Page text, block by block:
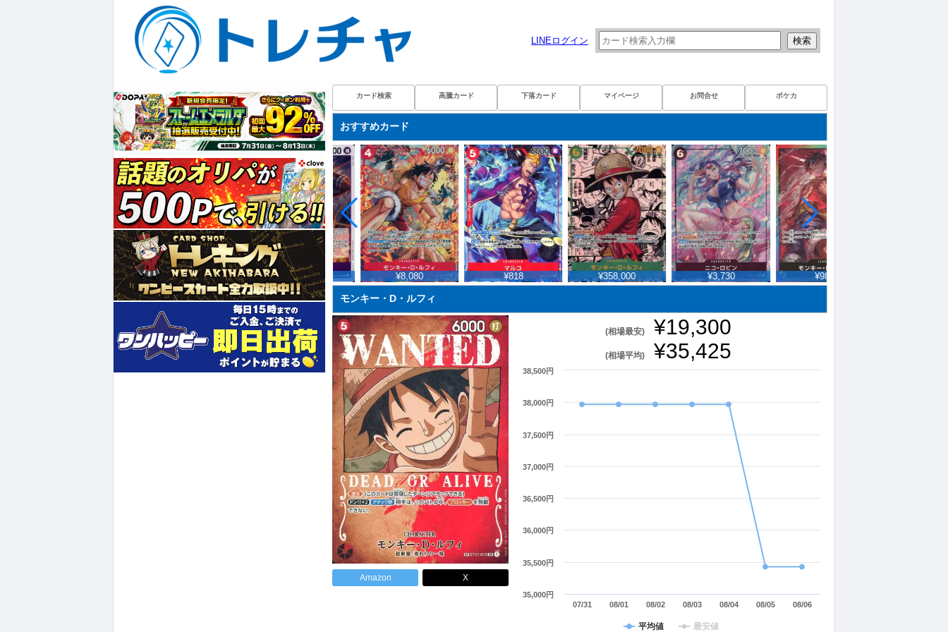
LINEログイン 検索
カード検索 高騰カード 下落カード マイページ お問合せ ポケカ
おすすめカード
¥3,580 ¥160 ¥8,080 ¥818 ¥358,000 ¥3,730 ¥980
モンキー・D・ルフィ
Amazon X
(相場最安) ¥19,300
(相場平均) ¥35,425
平均値 最安値
07/31 08/01 08/02 08/03 08/04 08/05 08/06
35,000円
35,500円
36,000円
36,500円
37,000円
37,500円
38,000円
38,500円